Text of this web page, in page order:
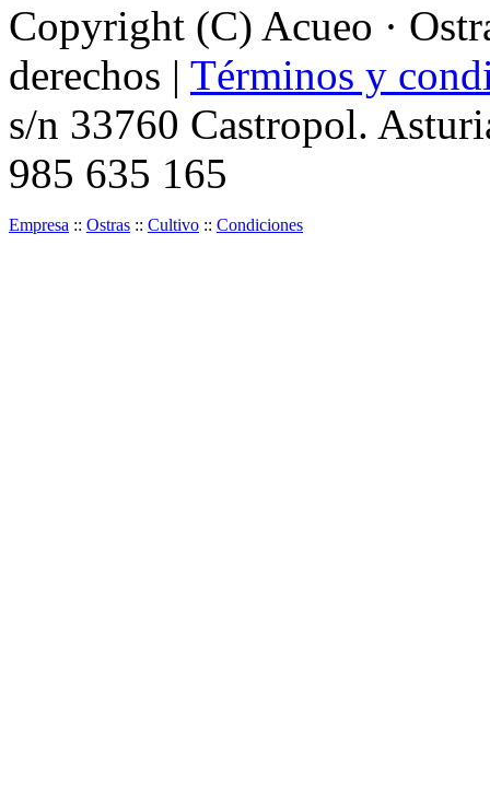
Copyright (C) Acueo ·
derechos | Términos y
s/n 33760 Castropol.
985 635 165
Empresa :: Ostras :: Cultivo :: Condiciones